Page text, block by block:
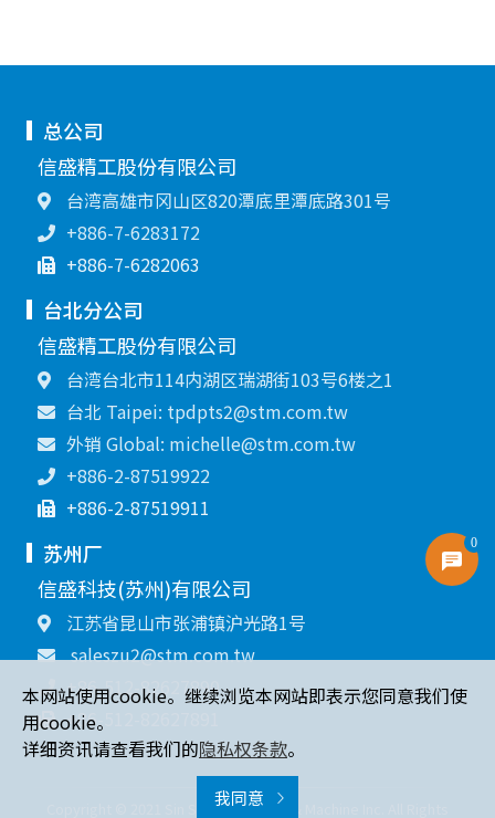
总公司
信盛精工股份有限公司
台湾高雄市冈山区820潭底里潭底路301号
+886-7-6283172
+886-7-6282063
台北分公司
信盛精工股份有限公司
台湾台北市114内湖区瑞湖街103号6楼之1
台北 Taipei: tpdpts2@stm.com.tw
外销 Global: michelle@stm.com.tw
+886-2-87519922
+886-2-87519911
苏州厂
信盛科技(苏州)有限公司
江苏省昆山市张浦镇沪光路1号
saleszu2@stm.com.tw
+86-512-82627890
+86-512-82627891
Copyright © 2021 Sin Sheng Terminal & Machine Inc. All Rights
本网站使用cookie。继续浏览本网站即表示您同意我们使
用cookie。
详细资讯请查看我们的隐私权条款。
我同意
0